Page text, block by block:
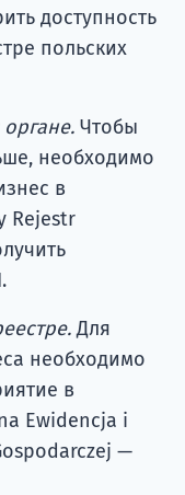
доступность
польских
Чтобы
необходимо
в
Rejestr
Для
необходимо
в
Ewidencja i
—